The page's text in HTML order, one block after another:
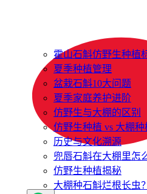
霍山石斛仿野生种植
夏季种植管理
盆栽石斛10大问题
夏季家庭养护进阶
仿野生与大棚的区别
仿野生种植 vs 大棚
历史与文化溯源
兜唇石斛在大棚里怎
仿野生种植揭秘
大棚种石斛烂根长虫